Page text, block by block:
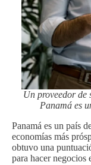
Un proveedor de
Panamá es
Panamá es un país
economías más
obtuvo una
para hacer negocios